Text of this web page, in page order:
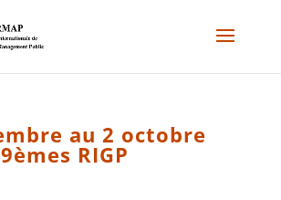
au 2 octobre
RIGP